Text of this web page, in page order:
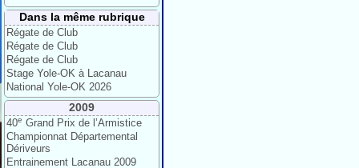
Dans la même rubrique
Régate de Club
Régate de Club
Régate de Club
Stage Yole-OK à Lacanau
National Yole-OK 2026
2009
40e Grand Prix de l’Armistice
Championnat Départemental
Dériveurs
Entrainement Lacanau 2009